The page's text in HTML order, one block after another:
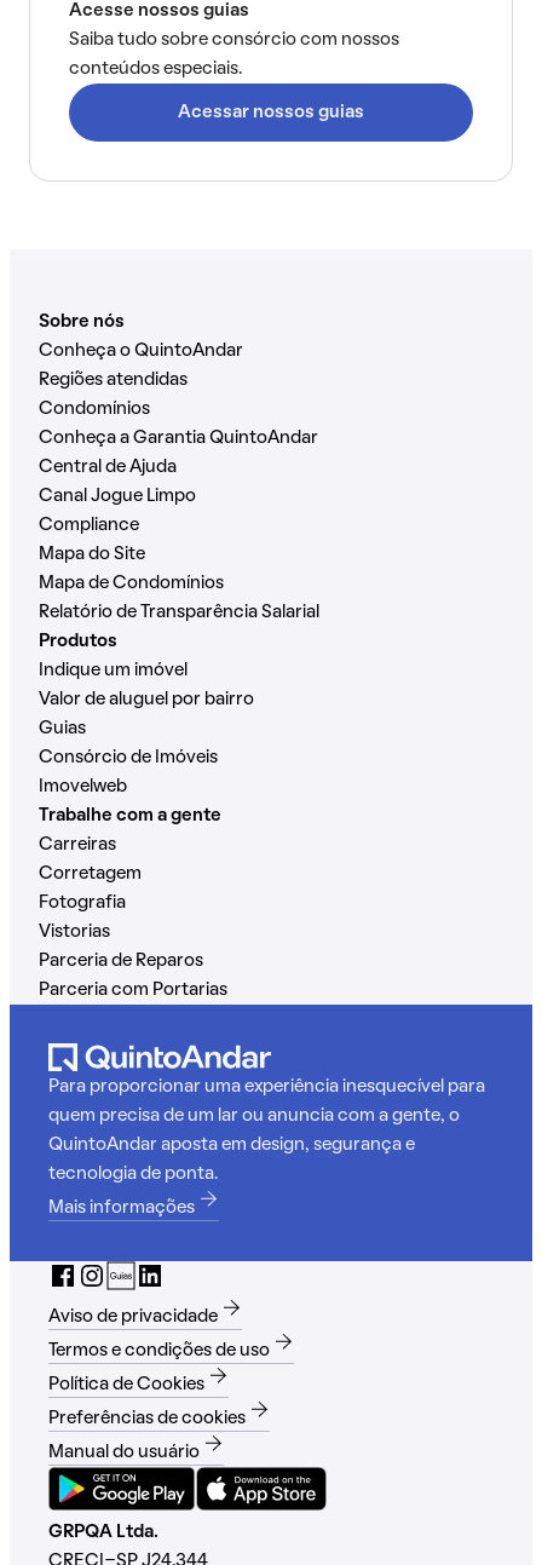
Acesse nossos guias
Saiba tudo sobre consórcio com nossos
conteúdos especiais.
Acessar nossos guias
Sobre nós
Conheça o QuintoAndar
Regiões atendidas
Condomínios
Conheça a Garantia QuintoAndar
Central de Ajuda
Canal Jogue Limpo
Compliance
Mapa do Site
Mapa de Condomínios
Relatório de Transparência Salarial
Produtos
Indique um imóvel
Valor de aluguel por bairro
Guias
Consórcio de Imóveis
Imovelweb
Trabalhe com a gente
Carreiras
Corretagem
Fotografia
Vistorias
Parceria de Reparos
Parceria com Portarias
Para proporcionar uma experiência inesquecível para
quem precisa de um lar ou anuncia com a gente, o
QuintoAndar aposta em design, segurança e
tecnologia de ponta.
Mais informações
Aviso de privacidade
Termos e condições de uso
Política de Cookies
Preferências de cookies
Manual do usuário
GRPQA Ltda.